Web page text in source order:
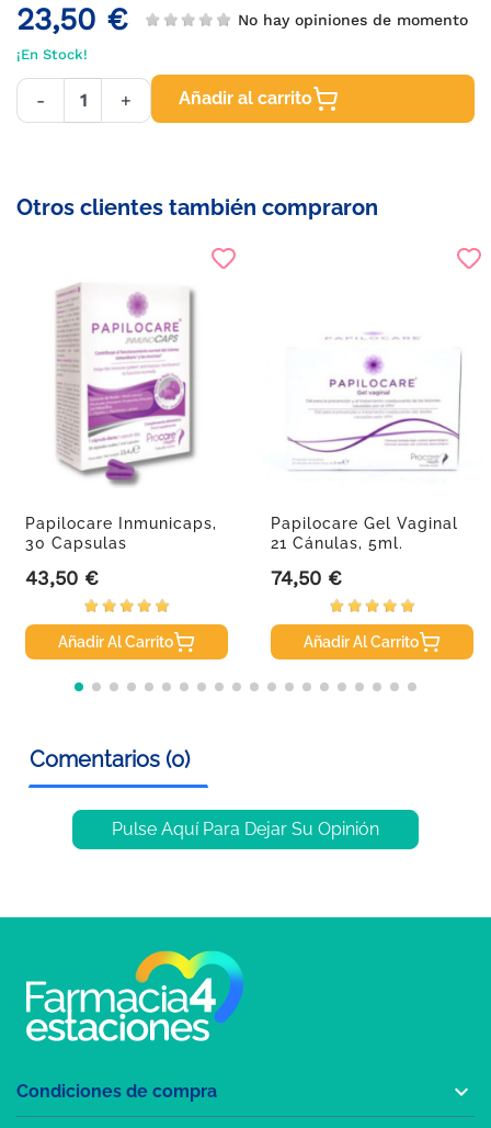
23,50 € No hay opiniones de momento
¡En Stock!
- + Añadir al carrito
Otros clientes también compraron
Papilocare Inmunicaps,
30 Capsulas
Precio
43,50 €
Añadir Al Carrito
Papilocare Gel Vaginal
21 Cánulas, 5ml.
Precio
74,50 €
Añadir Al Carrito
Comentarios (0)
Pulse Aquí Para Dejar Su Opinión
Condiciones de compra 